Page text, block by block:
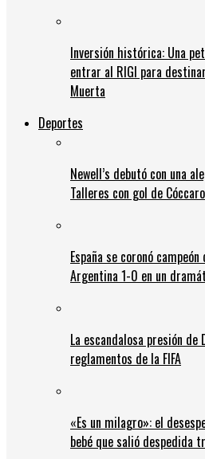
Inversión histórica: Una
entrar al RIGI para
Muerta
Deportes
Newell’s debutó con una
Talleres con gol de
España se coronó
Argentina 1-0 en un
La escandalosa presión de
reglamentos de la FIFA
«Es un milagro»: el
bebé que salió despedida